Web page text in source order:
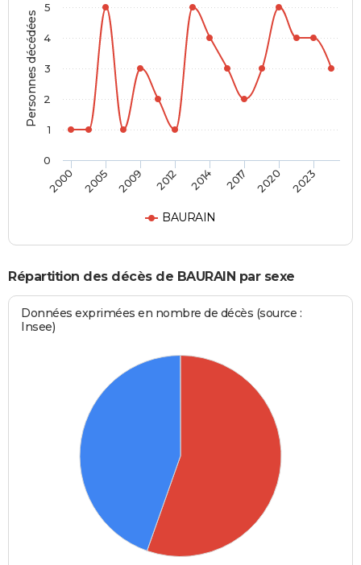
Personnes décédées
BAURAIN
2000 2005 2009 2012 2014 2017 2020 2023
0
1
2
3
4
5
Répartition des décès de BAURAIN par sexe
Données exprimées en nombre de décès (source :
Insee)